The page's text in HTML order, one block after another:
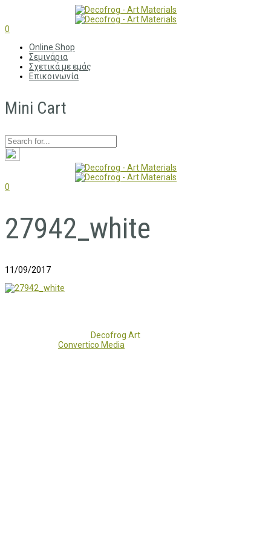
0
Online Shop
Σεμινάρια
Σχετικά με εμάς
Επικοινωνία
Mini Cart
0
27942_white
11/09/2017
Decofrog Art
Convertico Media